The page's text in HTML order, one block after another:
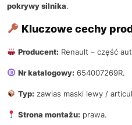
pokrywy silnika.
Kluczowe cechy
Producent: Renault – część
Nr katalogowy: 654007269R.
Typ: zawias maski lewy /
Strona montażu: prawa.